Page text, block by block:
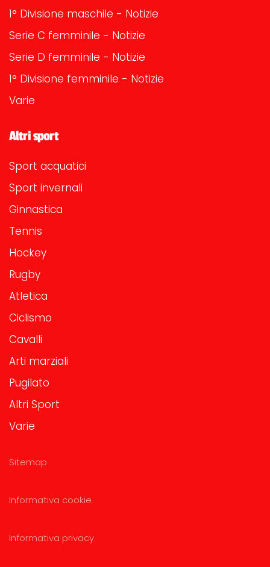
1° Divisione maschile - Notizie
Serie C femminile - Notizie
Serie D femminile - Notizie
1° Divisione femminile - Notizie
Varie
Altri sport
Sport acquatici
Sport invernali
Ginnastica
Tennis
Hockey
Rugby
Atletica
Ciclismo
Cavalli
Arti marziali
Pugilato
Altri Sport
Varie
Sitemap
Informativa cookie
Informativa privacy